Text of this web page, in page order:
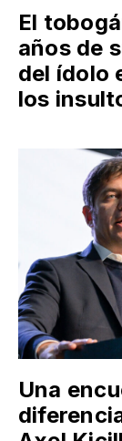
El
años de
del ídolo
los
Una